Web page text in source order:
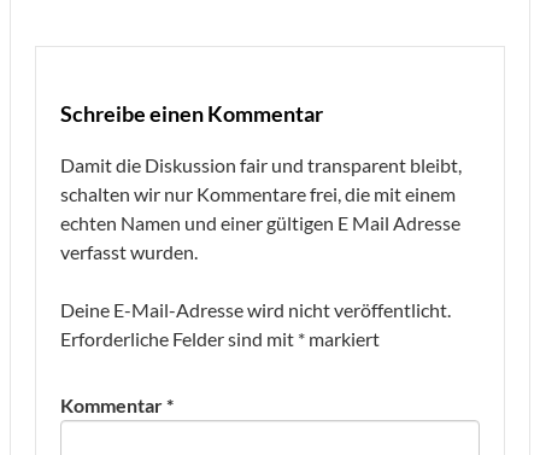
Schreibe einen Kommentar
Damit die Diskussion fair und transparent bleibt,
schalten wir nur Kommentare frei, die mit einem
echten Namen und einer gültigen E Mail Adresse
verfasst wurden.
Deine E-Mail-Adresse wird nicht veröffentlicht.
Erforderliche Felder sind mit * markiert
Kommentar*